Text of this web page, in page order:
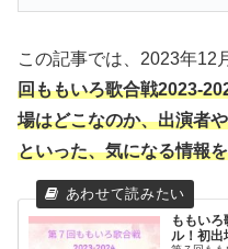
この記事では、2023年12
回ももいろ歌合戦2023-
場はどこなのか、出演者
といった、気になる情報
ももい
ル！初出